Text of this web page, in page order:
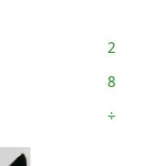
2
8
÷